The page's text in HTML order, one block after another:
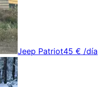
Jeep Patriot45 € /día